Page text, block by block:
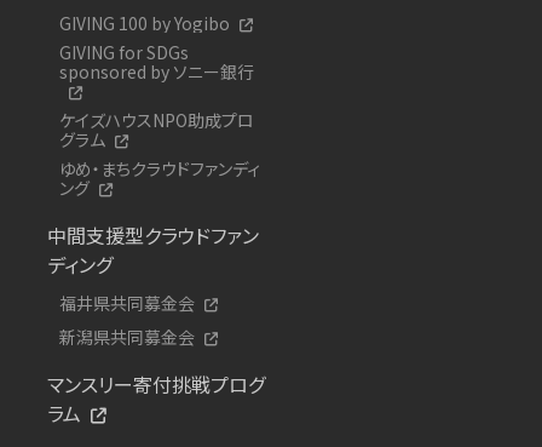
GIVING 100 by Yogibo
GIVING for SDGs
sponsored by ソニー銀行
ケイズハウスNPO助成プロ
グラム
ゆめ・まちクラウドファンディ
ング
中間支援型クラウドファン
ディング
福井県共同募金会
新潟県共同募金会
マンスリー寄付挑戦プログ
ラム